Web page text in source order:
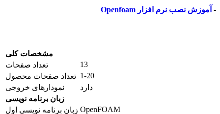
- آموزش نصب نرم افزار Openfoam
مشخصات کلی
تعداد صفحات
13
تعداد صفحات محصول 1-20
نمودارهای خروجی
دارد
زبان برنامه نویسی
زبان برنامه نویسی اول OpenFOAM